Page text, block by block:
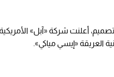
أعلنت شركة «آبل»